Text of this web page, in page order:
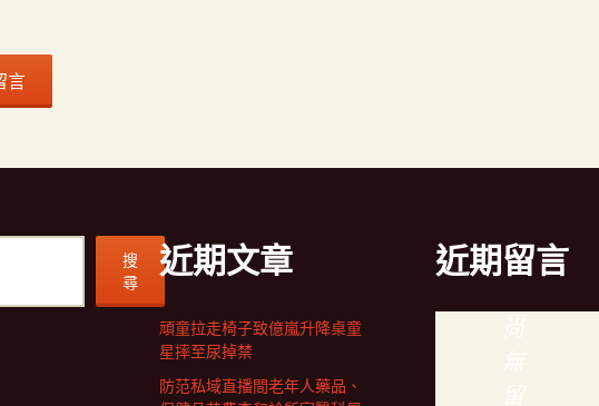
搜
尋
近期文章
頑童拉走椅子致億嵐升降桌童
星摔至尿掉禁
防范私域直播間老年人藥品、
近期留言
尚
無
留